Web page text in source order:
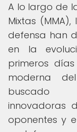
A lo largo de
Mixtas
defensa han
en la
primeros
moderna
buscado
innovadoras
oponentes y